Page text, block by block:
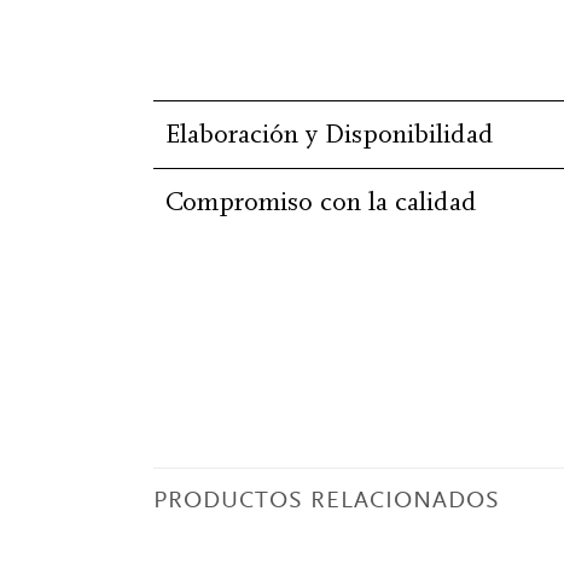
Elaboración y Disponibilidad
Compromiso con la calidad
PRODUCTOS RELACIONADOS